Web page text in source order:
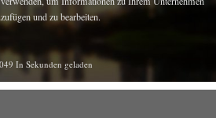
und zu bearbeiten.
In Sekunden geladen